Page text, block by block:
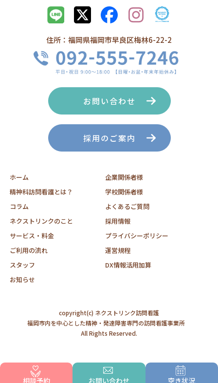
相談予約 お問い合わせ 空き状況
住所：福岡県福岡市早良区梅林6-22-2
ホーム
精神科訪問看護とは？
コラム
ネクストリンクのこと
サービス・料金
ご利用の流れ
スタッフ
お知らせ
企業関係者様
学校関係者様
よくあるご質問
採用情報
プライバシーポリシー
運営規程
DX情報活用加算
お問い合わせ
採用のご案内
copyright(c) ネクストリンク訪問看護
福岡市内を中心とした精神・発達障害専門の訪問看護事業所
All Rights Reserved.